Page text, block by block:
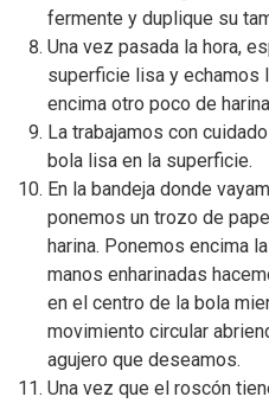
fermente y duplique su
Una vez pasada la hora,
superficie lisa y echamos
encima otro poco de
La trabajamos con
bola lisa en la superficie.
En la bandeja donde
ponemos un trozo de
harina. Ponemos encima
manos enharinadas
en el centro de la bola
movimiento circular
agujero que deseamos.
Una vez que el roscón